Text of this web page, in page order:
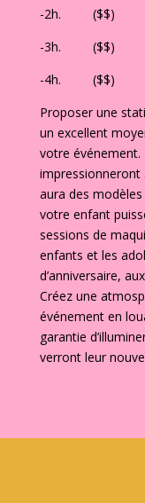
-2h. ($$)
-3h. ($$)
-4h. ($$)
Proposer une
un excellent
votre événement.
impressionneront
aura des modèles
votre enfant
sessions de
enfants et les
d’anniversaire,
Créez une
événement en
garantie
verront leur